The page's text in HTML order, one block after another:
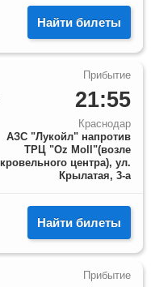
Найти билеты
21:55
Краснодар
АЗС "Лукойл" напротив
ТРЦ "Оz Moll"(возле
кровельного центра), ул.
Крылатая, 3-а
Найти билеты